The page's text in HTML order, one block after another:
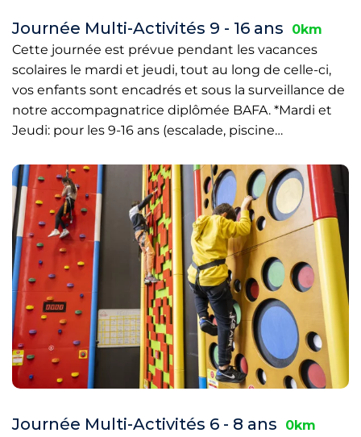
Journée Multi-Activités 9 - 16 ans
0km
Cette journée est prévue pendant les vacances
scolaires le mardi et jeudi, tout au long de celle-ci,
vos enfants sont encadrés et sous la surveillance de
notre accompagnatrice diplômée BAFA. *Mardi et
Jeudi: pour les 9-16 ans (escalade, piscine…
Journée Multi-Activités 6 - 8 ans
0km